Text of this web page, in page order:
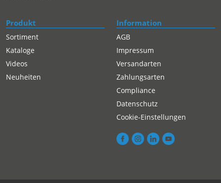
Produkt
Sortiment
Kataloge
Videos
Neuheiten
Information
AGB
Impressum
Versandarten
Zahlungsarten
Compliance
Datenschutz
Cookie-Einstellungen